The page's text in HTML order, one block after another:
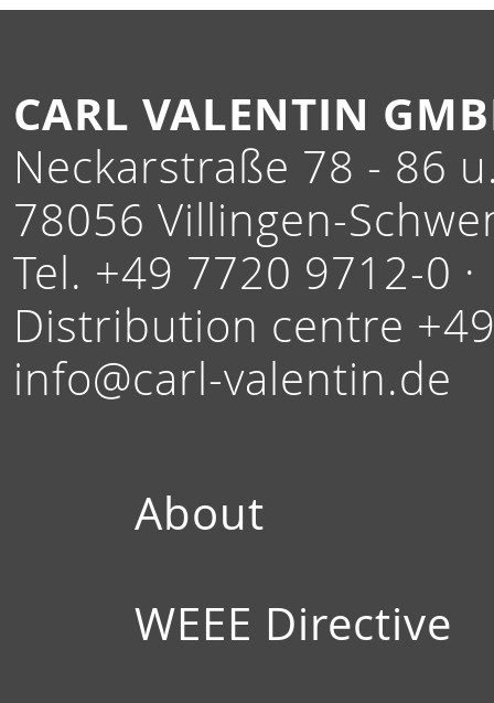
CARL VALENTIN
Neckarstraße 78 - 86
78056 Villingen-
Tel. +49 7720 9712-0 ·
Distribution centre
info@carl-valentin.de
About
WEEE Directive